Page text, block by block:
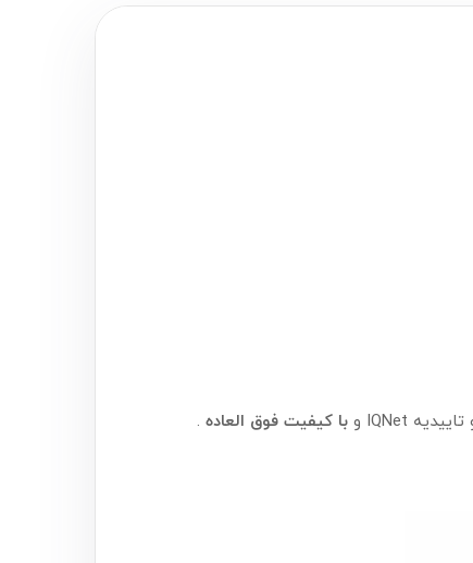
با کیفیت فوق العاده .